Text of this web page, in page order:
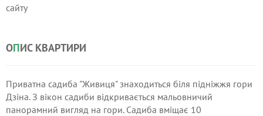
сайту
ОПИС КВАРТИРИ
Приватна садиба "Живиця" знаходиться біля підніжжя гори
Дзіна. З вікон садиби відкривається мальовничий
панорамний вигляд на гори. Садиба вміщає 10